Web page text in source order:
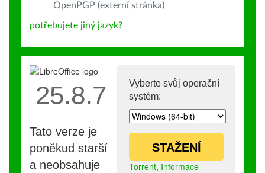
OpenPGP (externí stránka)
potřebujete jiný jazyk?
Vyberte svůj operační
systém:
STAŽENÍ
Torrent, Informace
25.8.7
Tato verze je
poněkud starší
a neobsahuje